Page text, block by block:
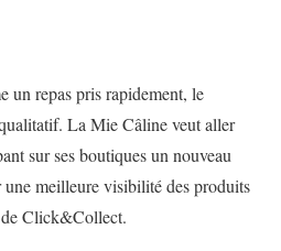
un repas pris rapidement, le
La Mie Câline veut aller
sur ses boutiques un nouveau
une meilleure visibilité des produits
de Click&Collect.